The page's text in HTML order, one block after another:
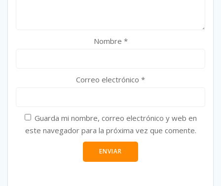
Nombre *
Correo electrónico *
Guarda mi nombre, correo electrónico y web en
este navegador para la próxima vez que comente.